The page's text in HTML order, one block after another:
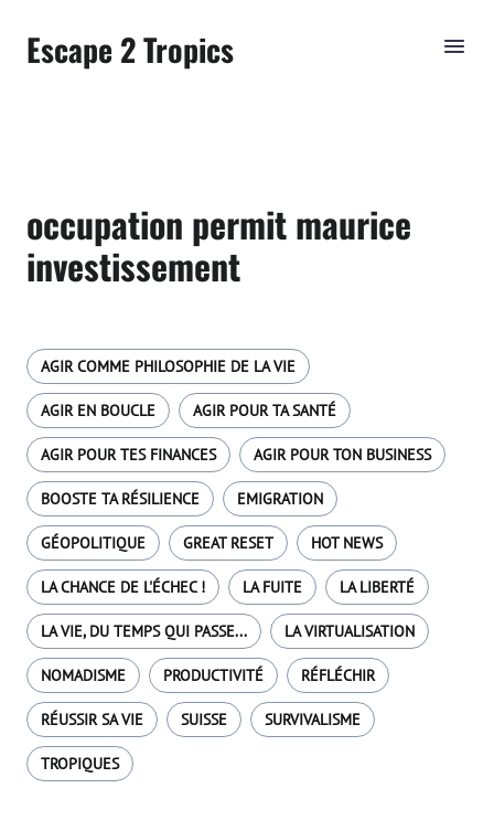
Escape 2 Tropics
occupation permit maurice
investissement
AGIR COMME PHILOSOPHIE DE LA VIE
AGIR EN BOUCLE AGIR POUR TA SANTÉ
AGIR POUR TES FINANCES AGIR POUR TON BUSINESS
BOOSTE TA RÉSILIENCE EMIGRATION
GÉOPOLITIQUE GREAT RESET HOT NEWS
LA CHANCE DE L'ÉCHEC ! LA FUITE LA LIBERTÉ
LA VIE, DU TEMPS QUI PASSE... LA VIRTUALISATION
NOMADISME PRODUCTIVITÉ RÉFLÉCHIR
RÉUSSIR SA VIE SUISSE SURVIVALISME
TROPIQUES